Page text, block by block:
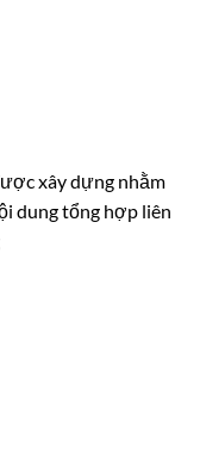
xây dựng nhằm
dung tổng hợp liên